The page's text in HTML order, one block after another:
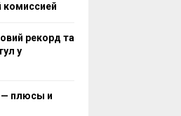
комиссией
рекорд та
у
— плюсы и